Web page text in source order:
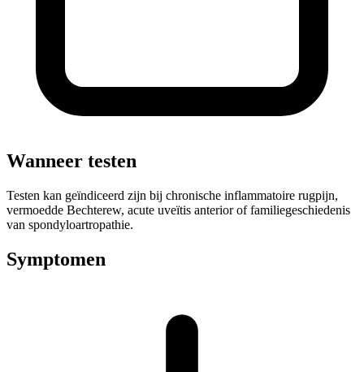
Wanneer testen
Testen kan geïndiceerd zijn bij chronische inflammatoire rugpijn,
vermoedde Bechterew, acute uveïtis anterior of familiegeschiedenis
van spondyloartropathie.
Symptomen